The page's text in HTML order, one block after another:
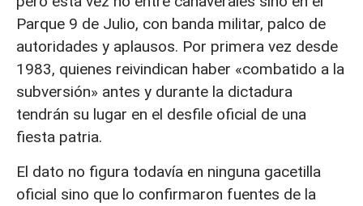
Parque 9 de Julio, con banda militar, palco de
autoridades y aplausos. Por primera vez desde
1983, quienes reivindican haber «combatido a la
subversión» antes y durante la dictadura
tendrán su lugar en el desfile oficial de una
fiesta patria.
El dato no figura todavía en ninguna gacetilla
oficial sino que lo confirmaron fuentes de la